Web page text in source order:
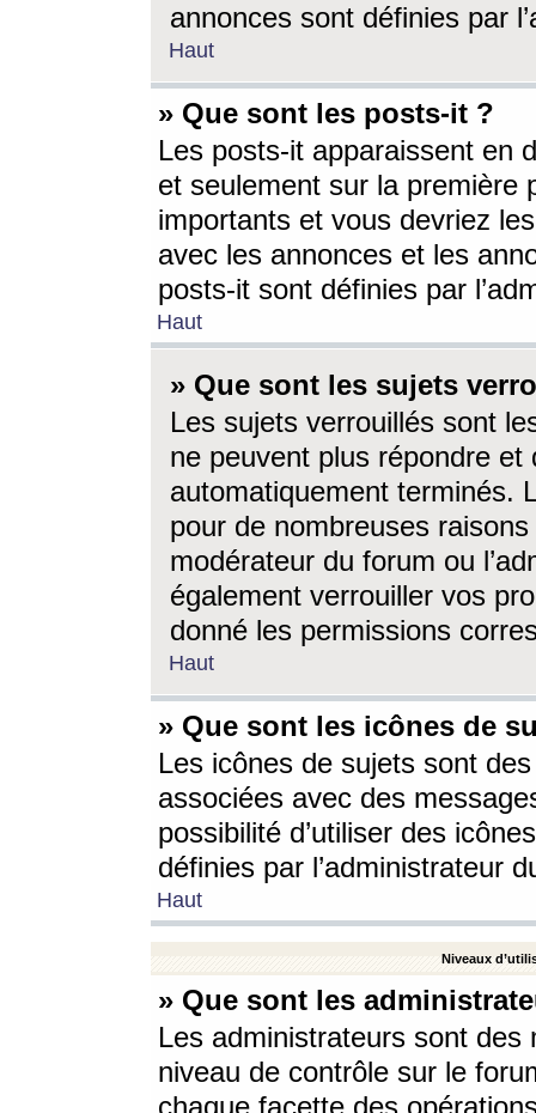
annonces sont définies par
Haut
» Que sont les posts-it ?
Les posts-it apparaissent en
et seulement sur la première
importants et vous devriez
avec les annonces et les
posts-it sont définies par
Haut
» Que sont les sujets
Les sujets verrouillés sont
ne peuvent plus répondre
automatiquement terminés.
pour de nombreuses
modérateur du forum ou
également verrouiller vos
donné les permissions
Haut
» Que sont les icônes de
Les icônes de sujets sont
associées avec des
possibilité d’utiliser des
définies par l’administrateur
Haut
Niveaux
» Que sont les
Les administrateurs sont
niveau de contrôle sur le